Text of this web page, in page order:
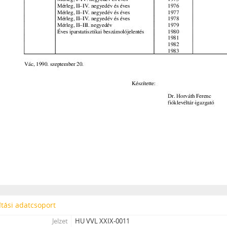
[Fond] 0706 - Vác Város Televízió Kht. iratai, 1992–2007
[Fond] 3001 - Csődeljárás alá vont gazdálkodó szervezetek iratainak
[fondfőcsoport] XXX - SZÖVETKEZETEK, 1949–2015
[fondfőcsoport] XXXVII - MEGYEI JOGÚ VÁROSI, VÁROSI ÉS KÖZSÉGI
adatcsoport
Jelzet
HU VVL XXIX-0011